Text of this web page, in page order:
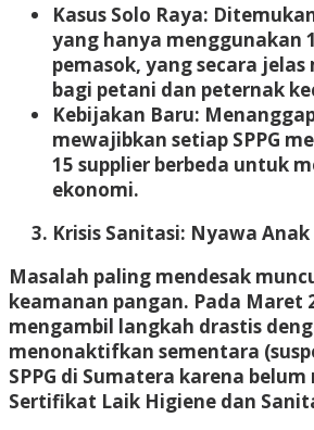
Kasus Solo Raya:
yang hanya menggunakan
pemasok, yang secara
bagi petani dan peternak
Kebijakan Baru:
mewajibkan setiap SPPG
15 supplier berbeda untuk
ekonomi.
Krisis Sanitasi: Nyawa
Masalah paling mendesak
keamanan pangan. Pada Maret
mengambil langkah drastis
menonaktifkan sementara
SPPG di Sumatera karena
Sertifikat Laik Higiene dan